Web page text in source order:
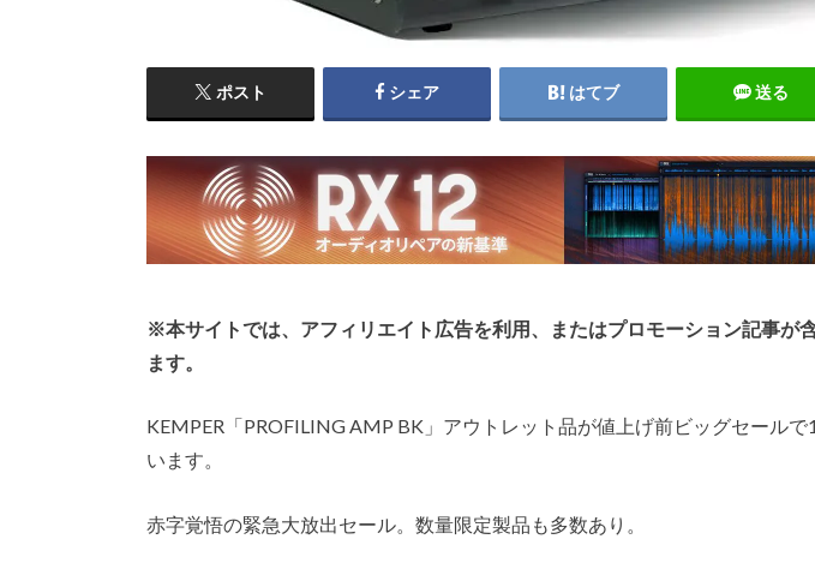
ポスト シェア はてブ 送る
※本サイトでは、アフィリエイト広告を利用、またはプロモーション記事が
ます。
KEMPER「PROFILING AMP BK」アウトレット品が値上げ前ビッグセールで
います。
赤字覚悟の緊急大放出セール。数量限定製品も多数あり。